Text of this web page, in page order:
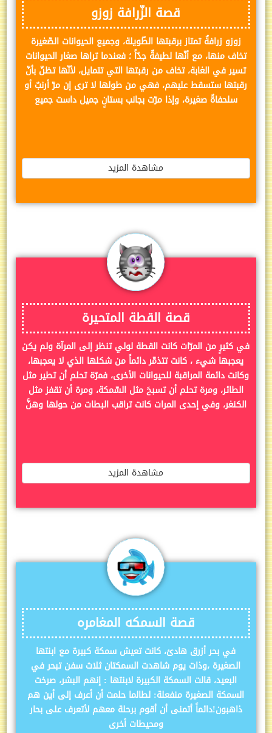
قصة الزّرافة زوزو
زوزو زرافةٌ تمتاز برقبتها الطّويلة، وجميع الحيوانات الصّغيرة
تخاف منها، مع أنّها لطيفةٌ جدّاً ؛ فعندما تراها صغار الحيوانات
تسير في الغابة، تخاف من رقبتها التي تتمايل، لأنّها تظنّ بأنّ
رقبتها ستسقط عليهم، فهي من طولها لا ترى إن مرّ أرنبٌ أو
سلحفاةٌ صغيرة، وإذا مرّت بجانب بستانٍ جميل داست جميع
مشاهدة المزيد
قصة القطة المتحيرة
في كثيرٍ من المرّات كانت القطة لولي تنظر إلى المرآة ولم يكن
يعجبها شيء ، كانت تتذمّر دائماً من شكلها الذي لا يعجبها،
وكانت دائمة المراقبة للحيوانات الأخرى، فمرّة تحلم أن تطير مثل
الطائر، ومرة تحلم أن تسبحَ مثل السّمكة، ومرة أن تقفز مثل
الكنغر، وفي إحدى المرات كانت تراقب البطات من حولها وهنَّ
مشاهدة المزيد
قصة السمكه المغامره
في بحر أزرق هادئ، كانت تعيش سمكة كبيرة مع ابنتها
الصغيرة ،وذات يوم شاهدت السمكتان ثلاث سفن تبحر في
البعيد، قالت السمكة الكبيرة لابنتها : إنهم البشر، صرخت
السمكة الصغيرة منفعلة: لطالما حلمت أن أعرف إلى أين هم
ذاهبون!‏دائماً أتمنى أن أقوم برحلة معهم لأتعرف على بحار
ومحيطات أخرى